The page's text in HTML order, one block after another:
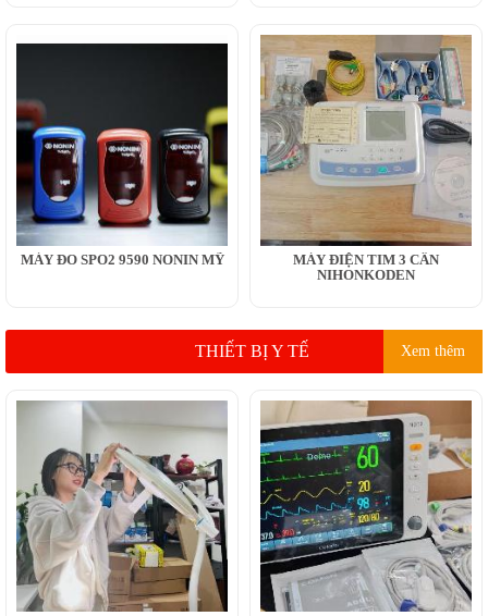
MÁY ĐO SPO2 9590 NONIN MỸ
MÁY ĐIỆN TIM 3 CẦN
NIHONKODEN
THIẾT BỊ Y TẾ Xem thêm